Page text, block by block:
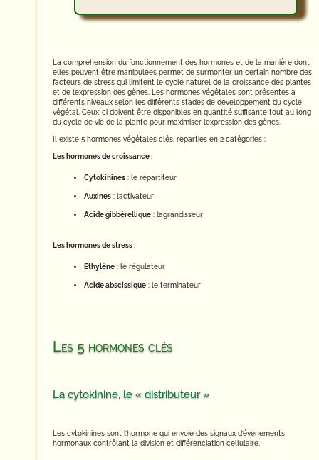
La compréhension du fonctionnement des hormones et de la manière dont
elles peuvent être manipulées permet de surmonter un certain nombre des
facteurs de stress qui limitent le cycle naturel de la croissance des plantes
et de l’expression des gènes. Les hormones végétales sont présentes à
différents niveaux selon les différents stades de développement du cycle
végétal. Ceux-ci doivent être disponibles en quantité suffisante tout au long
du cycle de vie de la plante pour maximiser l’expression des gènes.
Il existe 5 hormones végétales clés, réparties en 2 catégories :
Les hormones de croissance :
Cytokinines : le répartiteur
Auxines : l’activateur
Acide gibbérellique : l’agrandisseur
Les hormones de stress :
Ethylène : le régulateur
Acide abscissique : le terminateur
Les 5 hormones clés
La cytokinine, le « distributeur »
Les cytokinines sont l’hormone qui envoie des signaux d’événements
hormonaux contrôlant la division et différenciation cellulaire.